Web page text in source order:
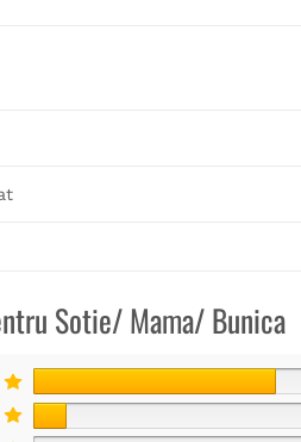
Sotie/ Mama/ Bunica